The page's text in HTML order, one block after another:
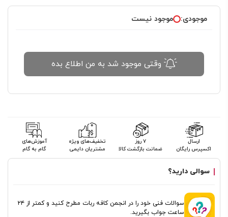
موجودی: موجود نیست
وقتی موجود شد به من اطلاع بده
ارسال
اکسپرس رایگان
۷ روز
ضمانت بازگشت کالا
تخفیف‌های ویژه
مشتریان دایمی
آموزش‌های
گام به گام
سوالی دارید؟
سوالات فنی خود را در انجمن کافه ربات مطرح کنید و کمتر از ۲۴
ساعت جواب بگیرید.